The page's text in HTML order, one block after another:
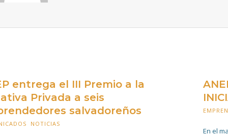
entrega el III Premio a la
Privada a seis
salvadoreños
NOTICIAS
En el